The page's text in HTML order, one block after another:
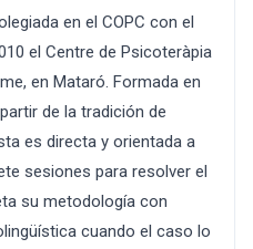
en el COPC con el
el Centre de Psicoteràpia
en Mataró. Formada en
de la tradición de
es directa y orientada a
sesiones para resolver el
su metodología con
cuando el caso lo